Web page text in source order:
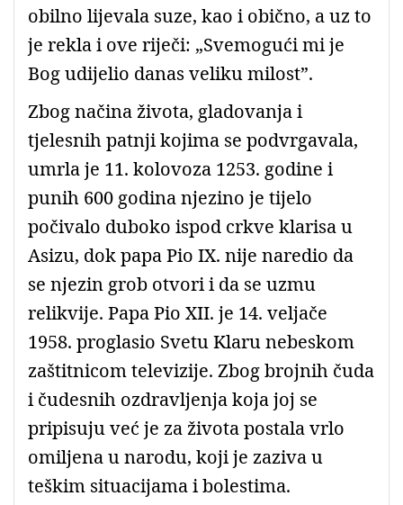
obilno lijevala suze, kao i obično, a uz to
je rekla i ove riječi: „Svemogući mi je
Bog udijelio danas veliku milost”.
Zbog načina života, gladovanja i
tjelesnih patnji kojima se podvrgavala,
umrla je 11. kolovoza 1253. godine i
punih 600 godina njezino je tijelo
počivalo duboko ispod crkve klarisa u
Asizu, dok papa Pio IX. nije naredio da
se njezin grob otvori i da se uzmu
relikvije. Papa Pio XII. je 14. veljače
1958. proglasio Svetu Klaru nebeskom
zaštitnicom televizije. Zbog brojnih čuda
i čudesnih ozdravljenja koja joj se
pripisuju već je za života postala vrlo
omiljena u narodu, koji je zaziva u
teškim situacijama i bolestima.